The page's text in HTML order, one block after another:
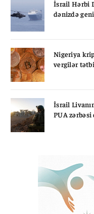
İsrail Hərbi
dənizdə
Nigeriya
vergilər
İsrail
PUA